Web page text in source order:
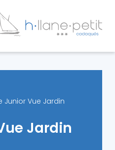
Junior Vue Jardin
Jardin